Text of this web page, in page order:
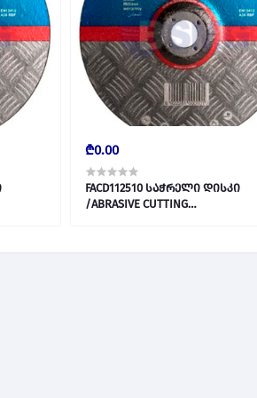
₾0.00
FACD112510 საჭრელი დისკი
/ABRASIVE CUTTING